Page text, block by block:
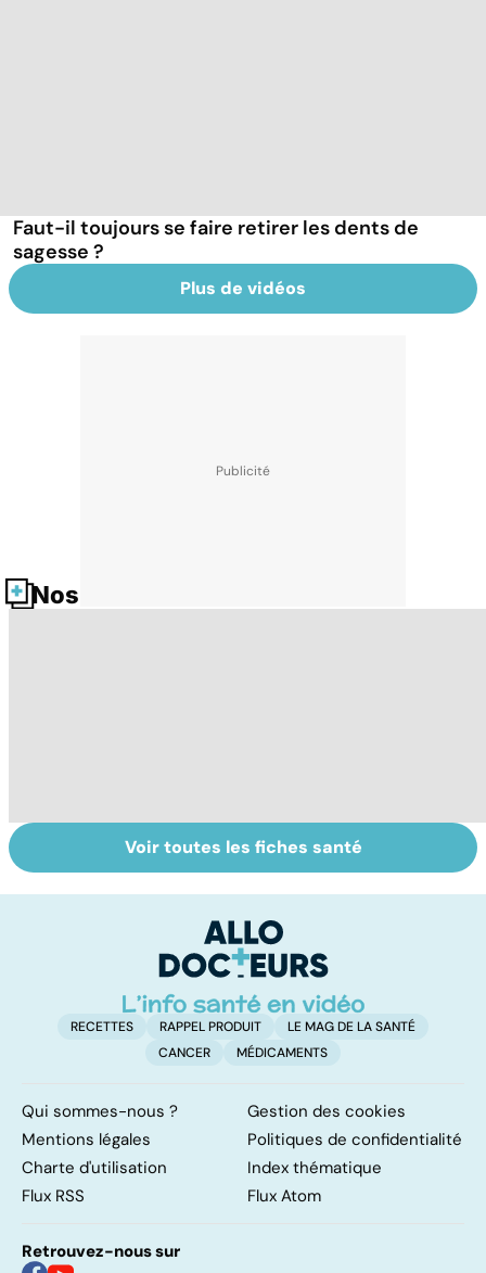
Faut-il toujours se faire retirer les dents de
sagesse ?
Plus de vidéos
Nos fiches santé
Le lupus, une
maladie
Anémie :
symptômes,
traitements
Voir toutes les fiches santé
RECETTES RAPPEL PRODUIT
LE MAG DE LA SANTÉ
CANCER
MÉDICAMENTS
Qui sommes-nous ?
Gestion des cookies
Mentions légales
Politiques de confidentialité
Charte d'utilisation
Index thématique
Flux RSS
Flux Atom
Retrouvez-nous sur